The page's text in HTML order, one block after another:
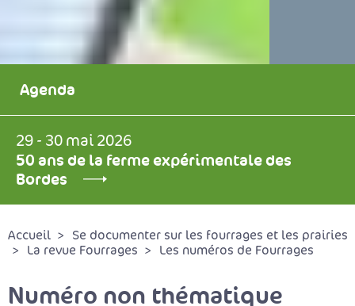
Agenda
29 - 30 mai 2026
50 ans de la ferme expérimentale des
Bordes
Accueil
Se documenter sur les fourrages et les prairies
La revue Fourrages
Les numéros de Fourrages
Numéro non thématique